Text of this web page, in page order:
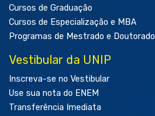
Cursos de Graduação
Cursos de Especialização e MBA
Programas de Mestrado e Doutorado
Vestibular da UNIP
Inscreva-se no Vestibular
Use sua nota do ENEM
Transferência Imediata